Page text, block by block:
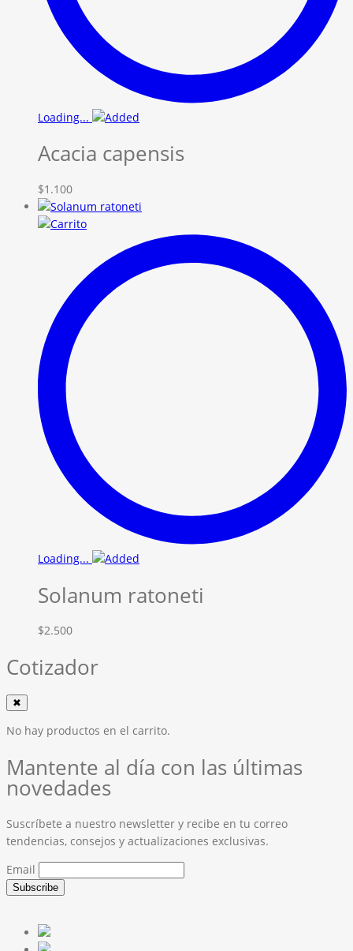
Loading...
Acacia capensis
$1.100
Loading...
Solanum ratoneti
$2.500
Cotizador
✖
No hay productos en el carrito.
Mantente al día con las últimas
novedades
Suscríbete a nuestro newsletter y recibe en tu correo
tendencias, consejos y actualizaciones exclusivas.
Email